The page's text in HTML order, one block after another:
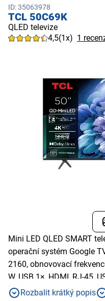
ID: 35063978
TCL 50C69K
QLED televize
4,5(1x) 1
Mini LED QLED SMART
operační systém Google
2160, obnovovací
W, USB 1×, HDMI, RJ-45,
Rozbalit krátký popis